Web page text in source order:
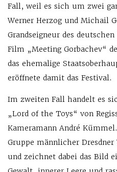
Fall, weil es sich um zwei
Werner Herzog und Michail
Grandseigneur des
Film „Meeting Gorbachev“
das ehemalige
eröffnete damit das Festival.
Im zweiten Fall handelt es
„Lord of the Toys“ von
Kameramann André
Gruppe männlicher
und zeichnet dabei das Bild